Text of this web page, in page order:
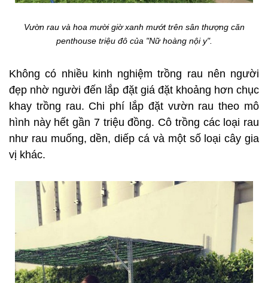
Vườn rau và hoa mười giờ xanh mướt trên sân thượng căn
penthouse triệu đô của "Nữ hoàng nội y".
Không có nhiều kinh nghiệm trồng rau nên người
đẹp nhờ người đến lắp đặt giá đặt khoảng hơn chục
khay trồng rau. Chi phí lắp đặt vườn rau theo mô
hình này hết gần 7 triệu đồng. Cô trồng các loại rau
như rau muống, dền, diếp cá và một số loại cây gia
vị khác.